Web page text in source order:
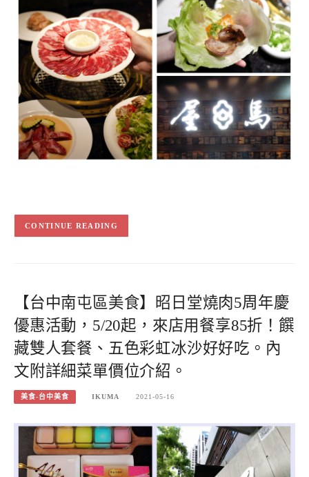
CONTINUE READING
【台中南屯區美食】昭日堂燒肉5周年慶
優惠活動，5/20起，來店用餐享85折！饌
藏雙人套餐、五色彩虹冰沙好好吃。內
文附詳細菜單價位介紹。
美食-台中美食 IKUMA 2021-05-16